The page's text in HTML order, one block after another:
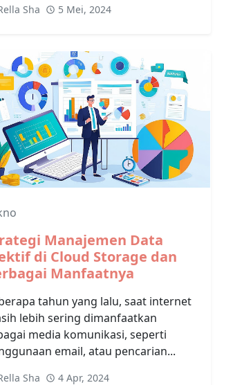
Sha 5 Mei, 2024
Manajemen Data
di Cloud Storage dan
Manfaatnya
tahun yang lalu, saat internet
lebih sering dimanfaatkan
media komunikasi, seperti
email, atau pencarian...
Sha 4 Apr, 2024